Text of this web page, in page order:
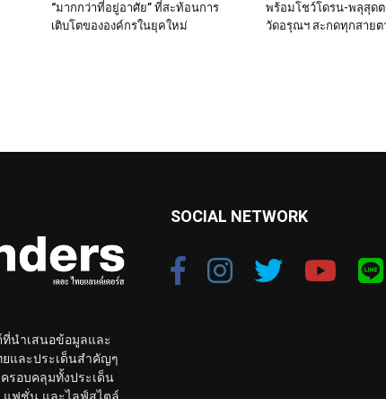
“มากกว่าที่อยู่อาศัย” ที่สะท้อนการ
เติบโตขององค์กรในยุคใหม่
พร้อมโชว์โดรน-พลุสุดต
วัดอรุณฯ สะกดทุกสายต
ที่นำเสนอข้อมูลและ
ยและประเด็นสำคัญๆ
รอบคลุมทั้งประเด็น
แฟชั่น และไลฟ์สไตล์
SOCIAL NETWORK